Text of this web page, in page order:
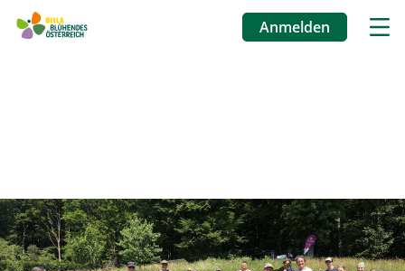
Anmelden